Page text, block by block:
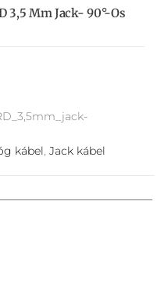
3,5 Mm Jack- 90°-Os
kábel, Jack kábel